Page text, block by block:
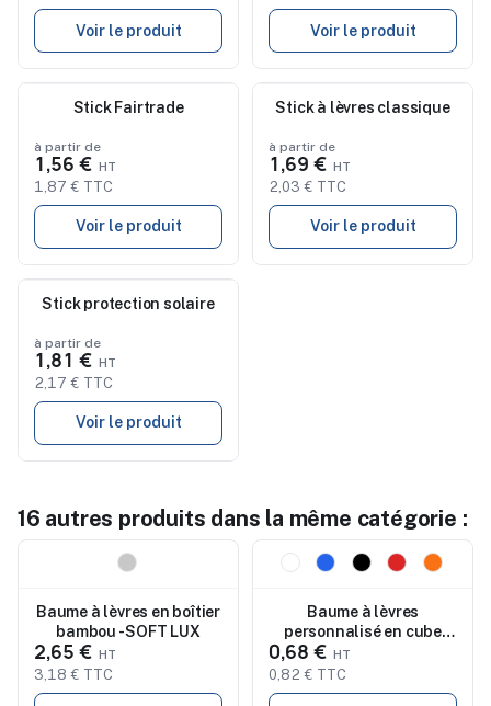
Voir le produit Voir le produit
NouveauStick Fairtrade
à partir de
1,56 €
1,87 € TTC
Voir le produit
Nouveau
Stick à lèvres classique
à partir de
1,69 €
2,03 € TTC
Voir le produit
Nouveau
Stick protection solaire
à partir de
1,81 €
2,17 € TTC
Voir le produit
16 autres produits dans la même catégorie :
Baume à lèvres en boîtier
bambou - SOFT LUX
2,65 €
3,18 € TTC
Nouveau
Baume à lèvres
personnalisé en cube
LIPS
0,68 €
0,82 € TTC